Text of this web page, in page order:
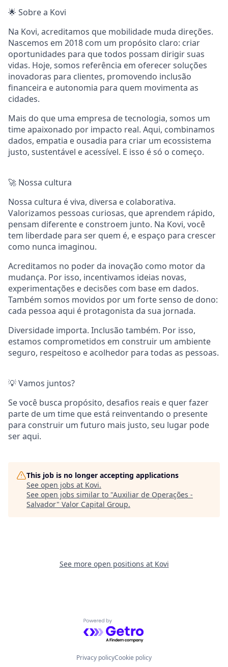
🌟 Sobre a Kovi
Na Kovi, acreditamos que mobilidade muda direções.
Nascemos em 2018 com um propósito claro: criar
oportunidades para que todos possam dirigir suas
vidas. Hoje, somos referência em oferecer soluções
inovadoras para clientes, promovendo inclusão
financeira e autonomia para quem movimenta as
cidades.
Mais do que uma empresa de tecnologia, somos um
time apaixonado por impacto real. Aqui, combinamos
dados, empatia e ousadia para criar um ecossistema
justo, sustentável e acessível. E isso é só o começo.
🚀 Nossa cultura
Nossa cultura é viva, diversa e colaborativa.
Valorizamos pessoas curiosas, que aprendem rápido,
pensam diferente e constroem junto. Na Kovi, você
tem liberdade para ser quem é, e espaço para crescer
como nunca imaginou.
Acreditamos no poder da inovação como motor da
mudança. Por isso, incentivamos ideias novas,
experimentações e decisões com base em dados.
Também somos movidos por um forte senso de dono:
cada pessoa aqui é protagonista da sua jornada.
Diversidade importa. Inclusão também. Por isso,
estamos comprometidos em construir um ambiente
seguro, respeitoso e acolhedor para todas as pessoas.
💡 Vamos juntos?
Se você busca propósito, desafios reais e quer fazer
parte de um time que está reinventando o presente
para construir um futuro mais justo, seu lugar pode
ser aqui.
This job is no longer accepting applications
See open jobs at Kovi.
See open jobs similar to "Auxiliar de Operações -
Salvador" Valor Capital Group.
See more open positions at Kovi
Powered by Getro.com
Privacy policyCookie policy